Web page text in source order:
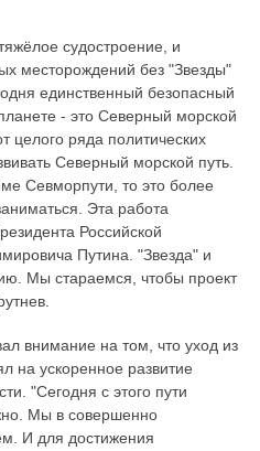
судостроение, и
месторождений без "Звезды"
единственный безопасный
- это Северный морской
целого ряда политических
Северный морской путь.
Севморпути, то это более
Эта работа
Российской
Путина. "Звезда" и
Мы стараемся, чтобы проект
внимание на том, что уход из
на ускоренное развитие
"Сегодня с этого пути
Мы в совершенно
И для достижения